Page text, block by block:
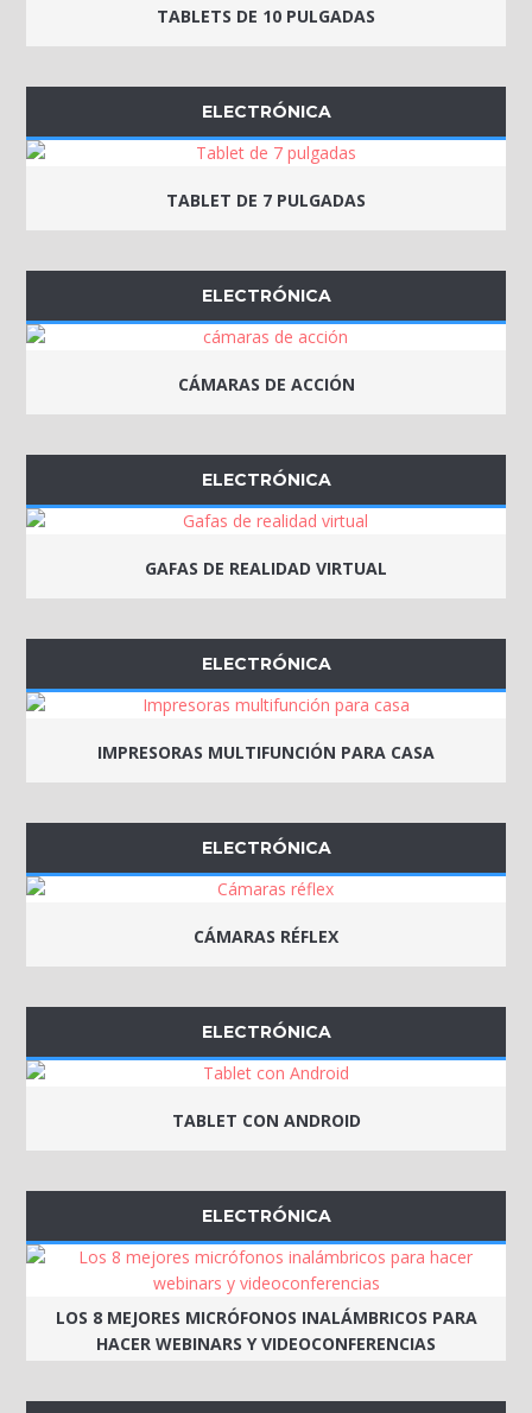
TABLETS DE 10 PULGADAS
ELECTRÓNICA
TABLET DE 7 PULGADAS
ELECTRÓNICA
CÁMARAS DE ACCIÓN
ELECTRÓNICA
GAFAS DE REALIDAD VIRTUAL
ELECTRÓNICA
IMPRESORAS MULTIFUNCIÓN PARA CASA
ELECTRÓNICA
CÁMARAS RÉFLEX
ELECTRÓNICA
TABLET CON ANDROID
ELECTRÓNICA
LOS 8 MEJORES MICRÓFONOS INALÁMBRICOS PARA
HACER WEBINARS Y VIDEOCONFERENCIAS